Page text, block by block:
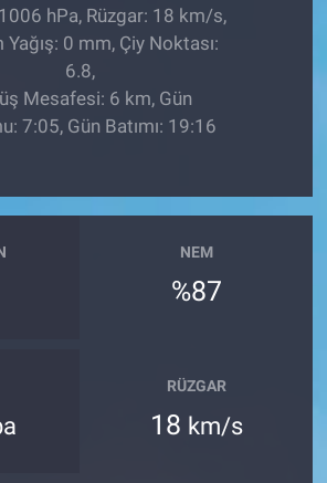
hPa, Rüzgar: 18 km/s,
0 mm, Çiy Noktası:
6.8,
Mesafesi: 6 km, Gün
7:05, Gün Batımı: 19:16
NEM
%87
RÜZGAR
18 km/s